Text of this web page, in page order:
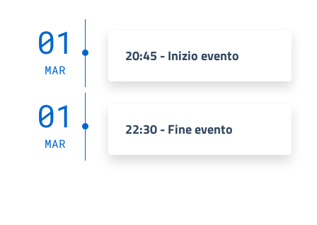
01
MAR
20:45 - Inizio evento
01
MAR
22:30 - Fine evento